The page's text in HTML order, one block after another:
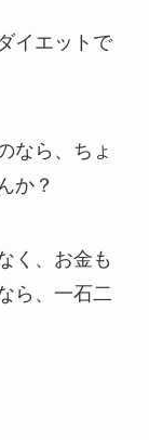
イエットで
なら、ちょ
か？
く、お金も
ら、一石二